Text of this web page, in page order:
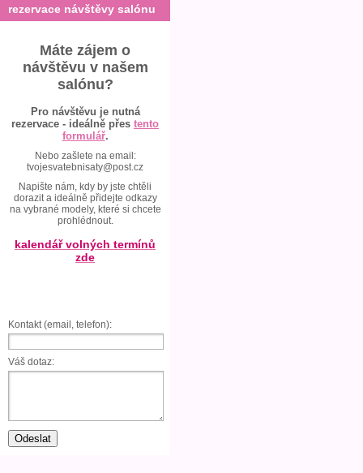
rezervace návštěvy salónu
Máte zájem o
návštěvu v našem
salónu?
Pro návštěvu je nutná
rezervace - ideálně přes tento
formulář.
Nebo zašlete na email:
tvojesvatebnisaty@post.cz
Napište nám, kdy by jste chtěli
dorazit a ideálně přidejte odkazy
na vybrané modely, které si chcete
prohlédnout.
kalendář volných termínů
zde
Kontakt (email, telefon):
Váš dotaz: